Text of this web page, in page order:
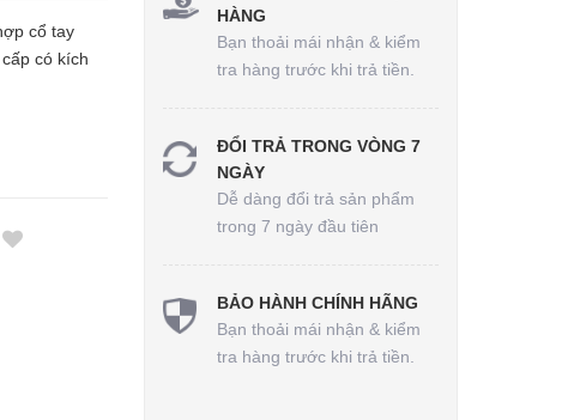
cổ tay
có kích
HÀNG
Bạn thoải mái nhận & kiểm
tra hàng trước khi trả tiền.
ĐỔI TRẢ TRONG VÒNG 7
NGÀY
Dễ dàng đổi trả sản phẩm
trong 7 ngày đầu tiên
BẢO HÀNH CHÍNH HÃNG
Bạn thoải mái nhận & kiểm
tra hàng trước khi trả tiền.